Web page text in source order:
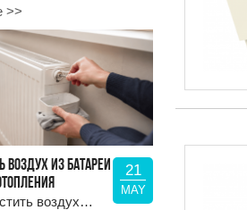
>>
ВОЗДУХ ИЗ БАТАРЕИ
21
MAY
воздух…